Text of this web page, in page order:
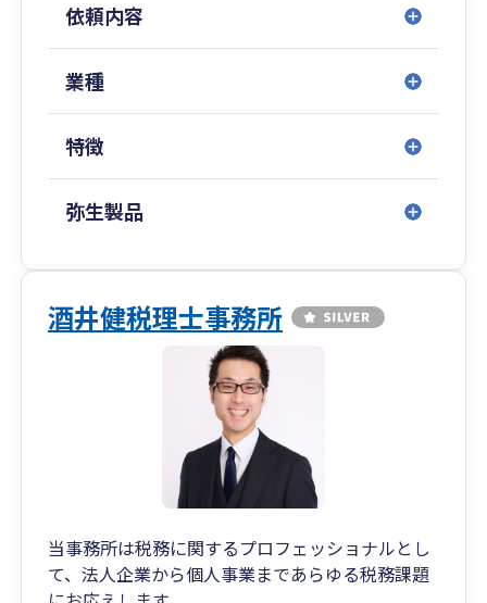
お客様お一人お一人の経営に関する悩みに耳を傾
け、解決するために伴走致します。
依頼内容
業種
特徴
弥生製品
酒井健税理士事務所
当事務所は税務に関するプロフェッショナルとし
て、法人企業から個人事業まであらゆる税務課題